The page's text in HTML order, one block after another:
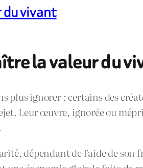
vivant
la valeur du
plus ignorer : certains des
Leur œuvre, ignorée ou
dépendant de l’aide de